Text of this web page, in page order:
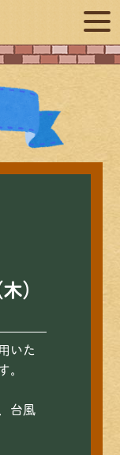
）
いた
台風